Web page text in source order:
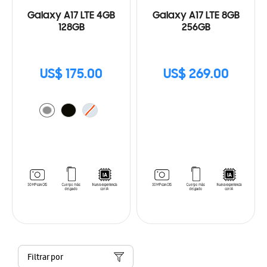
Galaxy A17 LTE 4GB
128GB
US$ 175.00
Galaxy A17 LTE 8GB
256GB
US$ 269.00
Filtrar por